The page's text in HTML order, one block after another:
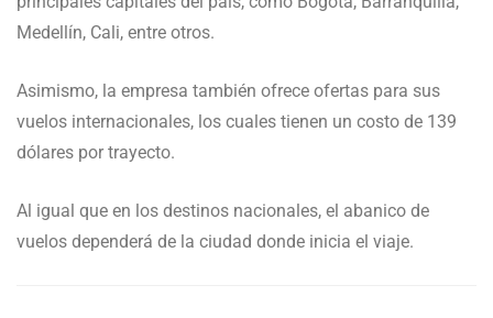
Medellín, Cali, entre otros.
Asimismo, la empresa también ofrece ofertas para sus
vuelos internacionales, los cuales tienen un costo de 139
dólares por trayecto.
Al igual que en los destinos nacionales, el abanico de
vuelos dependerá de la ciudad donde inicia el viaje.